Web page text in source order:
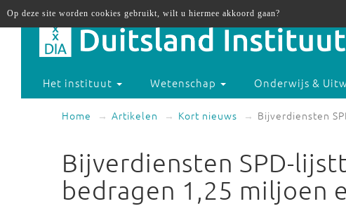
Het instituut Wetenschap Onderwijs &
Home Artikelen Kort nieuws Bijverdiensten
Bijverdiensten SPD-
bedragen 1,25 miljoen
Op deze site worden cookies gebruikt, wilt u hiermee akkoord gaan?